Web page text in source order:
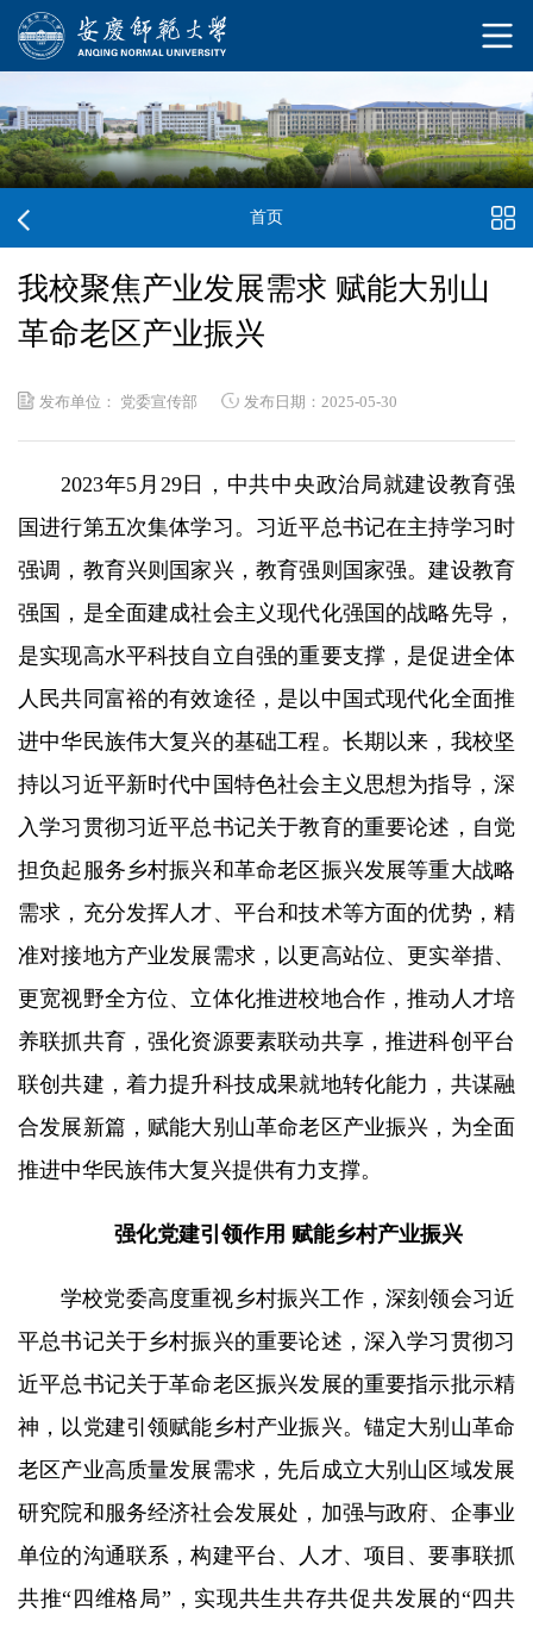
首页
我校聚焦产业发展需求 赋能大别山
革命老区产业振兴
发布单位： 党委宣传部 发布日期：2025-05-30
2023年5月29日，中共中央政治局就建设教育强
国进行第五次集体学习。习近平总书记在主持学习时
强调，教育兴则国家兴，教育强则国家强。建设教育
强国，是全面建成社会主义现代化强国的战略先导，
是实现高水平科技自立自强的重要支撑，是促进全体
人民共同富裕的有效途径，是以中国式现代化全面推
进中华民族伟大复兴的基础工程。长期以来，我校坚
持以习近平新时代中国特色社会主义思想为指导，深
入学习贯彻习近平总书记关于教育的重要论述，自觉
担负起服务乡村振兴和革命老区振兴发展等重大战略
需求，充分发挥人才、平台和技术等方面的优势，精
准对接地方产业发展需求，以更高站位、更实举措、
更宽视野全方位、立体化推进校地合作，推动人才培
养联抓共育，强化资源要素联动共享，推进科创平台
联创共建，着力提升科技成果就地转化能力，共谋融
合发展新篇，赋能大别山革命老区产业振兴，为全面
推进中华民族伟大复兴提供有力支撑。
强化党建引领作用 赋能乡村产业振兴
学校党委高度重视乡村振兴工作，深刻领会习近
平总书记关于乡村振兴的重要论述，深入学习贯彻习
近平总书记关于革命老区振兴发展的重要指示批示精
神，以党建引领赋能乡村产业振兴。锚定大别山革命
老区产业高质量发展需求，先后成立大别山区域发展
研究院和服务经济社会发展处，加强与政府、企事业
单位的沟通联系，构建平台、人才、项目、要事联抓
共推“四维格局”，实现共生共存共促共发展的“四共